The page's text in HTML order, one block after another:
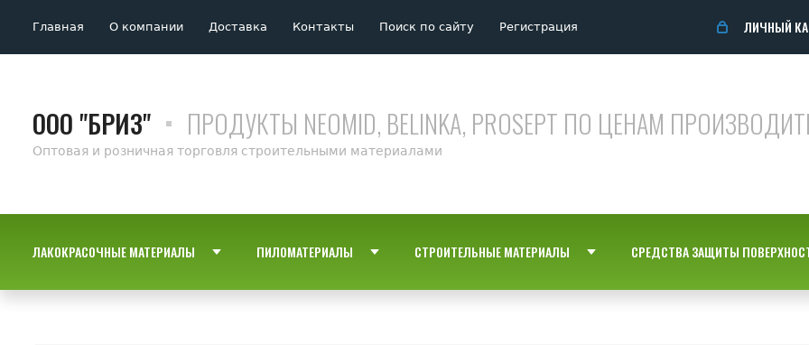
Главная О компании Доставка Контакты Поиск по сайту Регистрация ЛИЧНЫЙ
ООО "БРИЗ" ПРОДУКТЫ NEOMID, BELINKA, PROSEPT ПО ЦЕНАМ
Оптовая и розничная торговля строительными материалами
ЛАКОКРАСОЧНЫЕ МАТЕРИАЛЫ ПИЛОМАТЕРИАЛЫ СТРОИТЕЛЬНЫЕ МАТЕРИАЛЫ СРЕДСТВА ЗАЩИТЫ